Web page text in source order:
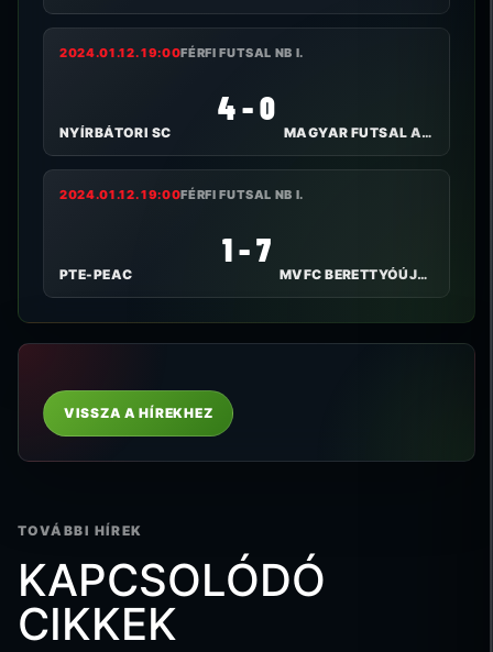
2024.01.12. 19:00FÉRFI FUTSAL NB I.
NYÍRBÁTORI SC
4 - 0
MAGYAR FUTSAL AKADÉMIA
2024.01.12. 19:00FÉRFI FUTSAL NB I.
PTE-PEAC
1 - 7
MVFC BERETTYÓÚJFALU
VISSZA A HÍREKHEZ
TOVÁBBI HÍREK
KAPCSOLÓDÓ
CIKKEK